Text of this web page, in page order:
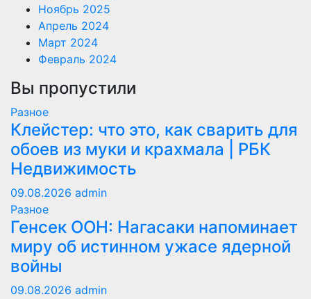
Ноябрь 2025
Апрель 2024
Март 2024
Февраль 2024
Вы пропустили
Разное
Клейстер: что это, как сварить для
обоев из муки и крахмала | РБК
Недвижимость
09.08.2026 admin
Разное
Генсек ООН: Нагасаки напоминает
миру об истинном ужасе ядерной
войны
09.08.2026 admin